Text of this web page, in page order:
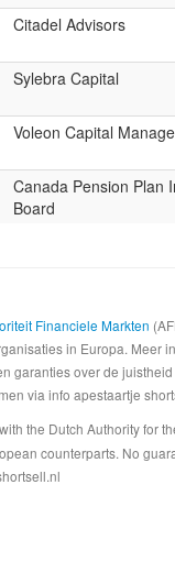
Citadel Advisors
Sylebra Capital
Voleon Capital
Canada Pension Plan
Board
Financiele Markten
in Europa.
garanties over de
via info apestaartje
the Dutch Authority for
counterparts. No